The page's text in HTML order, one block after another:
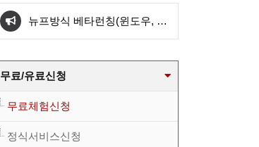
뉴프방식 베타런칭(윈도우, 안
무료/유료신청
무료체험신청
정식서비스신청